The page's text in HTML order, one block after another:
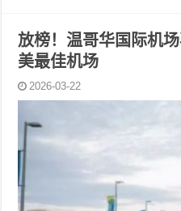
放榜！温哥华国际机
美最佳机场
2026-03-22